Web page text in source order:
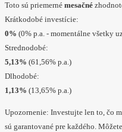
Toto sú priemerné mesačné
Krátkodobé investície:
0% (0% p.a. - momentálne všetky
Strednodobé:
5,13% (61,56% p.a.)
Dlhodobé:
1,13% (13,65% p.a.)
Upozornenie: Investujte len to, čo
sú garantované pre každého.